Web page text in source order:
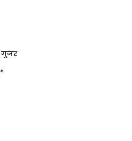
गुजर